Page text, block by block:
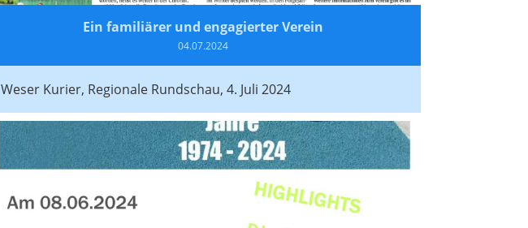
Ein familiärer und engagierter Verein
04.07.2024
Weser Kurier, Regionale Rundschau, 4. Juli 2024